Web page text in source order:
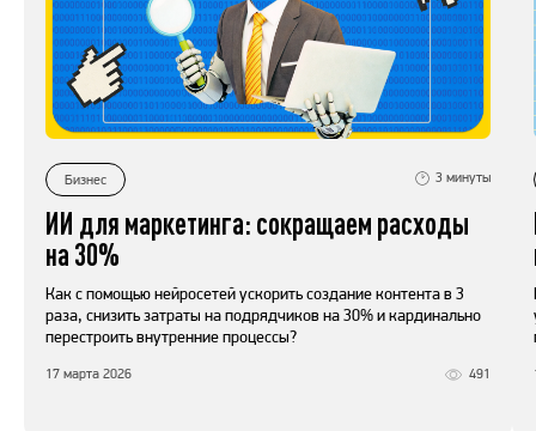
Бизнес 3 минуты
ИИ для маркетинга: сокращаем расходы
на 30%
Как с помощью нейросетей ускорить создание контента в 3
раза, снизить затраты на подрядчиков на 30% и кардинально
перестроить внутренние процессы?
17 марта 2026 491